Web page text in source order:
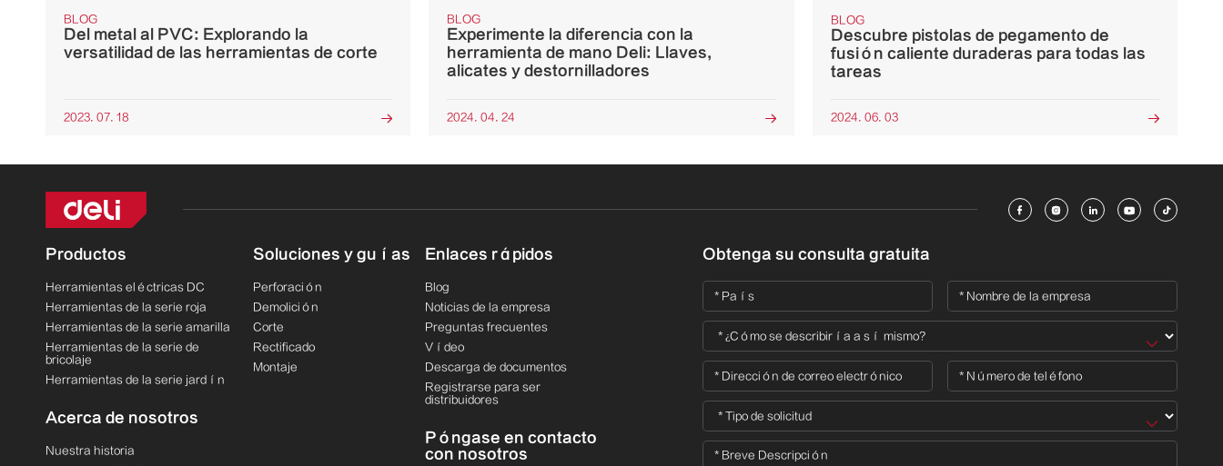
BLOG
Del metal al PVC: Explorando la
versatilidad de las herramientas de corte
2023. 07. 18 
BLOG
Experimente la diferencia con la
herramienta de mano Deli: Llaves,
alicates y destornilladores
2024. 04. 24 
BLOG
Descubre pistolas de pegamento de
fusión caliente duraderas para todas las
tareas
2024. 06. 03 
    
Productos
Herramientas eléctricas DC
Herramientas de la serie roja
Herramientas de la serie amarilla
Herramientas de la serie de
bricolaje
Herramientas de la serie jardín
Acerca de nosotros
Nuestra historia
Soluciones y guías
Perforación
Demolición
Corte
Rectificado
Montaje
Enlaces rápidos
Blog
Noticias de la empresa
Preguntas frecuentes
Vídeo
Descarga de documentos
Registrarse para ser
distribuidores
Póngase en contacto
con nosotros
Obtenga su consulta gratuita